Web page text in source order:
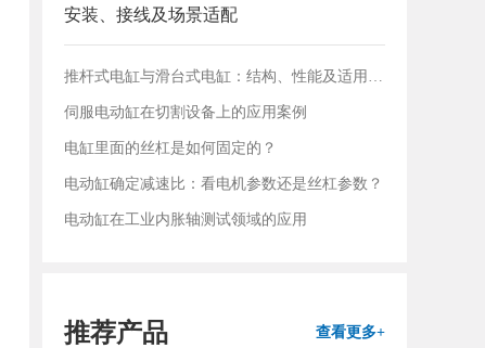
安装、接线及场景适配
推杆式电缸与滑台式电缸：结构、性能及适用领域对比
伺服电动缸在切割设备上的应用案例
电缸里面的丝杠是如何固定的？
电动缸确定减速比：看电机参数还是丝杠参数？
电动缸在工业内胀轴测试领域的应用
推荐产品 查看更多+